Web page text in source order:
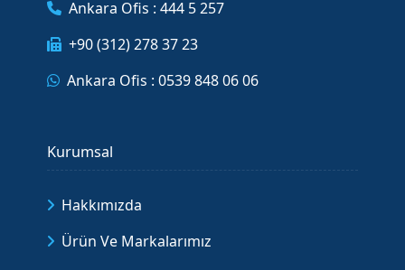
Ankara Ofis : 444 5 257
+90 (312) 278 37 23
Ankara Ofis : 0539 848 06 06
Kurumsal
Hakkımızda
Ürün Ve Markalarımız